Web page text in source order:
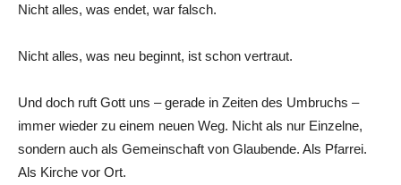
Nicht alles, was endet, war falsch.
Nicht alles, was neu beginnt, ist schon vertraut.
Und doch ruft Gott uns – gerade in Zeiten des Umbruchs –
immer wieder zu einem neuen Weg. Nicht als nur Einzelne,
sondern auch als Gemeinschaft von Glaubende. Als Pfarrei.
Als Kirche vor Ort.